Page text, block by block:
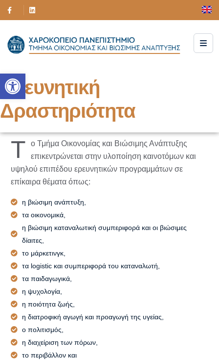
Ανοίξτε τη γραμμή εργαλείων
Ερευνητική
Δραστηριότητα
Τ
ο Τμήμα Οικονομίας και Βιώσιμης Ανάπτυξης
επικεντρώνεται στην υλοποίηση καινοτόμων και
υψηλού επιπέδου ερευνητικών προγραμμάτων σε
επίκαιρα θέματα όπως:
η βιώσιμη ανάπτυξη,
τα οικονομικά,
η βιώσιμη καταναλωτική συμπεριφορά και οι βιώσιμες
δίαιτες,
το μάρκετινγκ,
τα logistic και συμπεριφορά του καταναλωτή,
τα παιδαγωγικά,
η ψυχολογία,
η ποιότητα ζωής,
η διατροφική αγωγή και προαγωγή της υγείας,
ο πολιτισμός,
η διαχείριση των πόρων,
το περιβάλλον και